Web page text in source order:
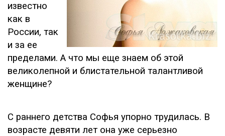
известно
как в
России, так
и за ее
пределами. А что мы еще знаем об этой
великолепной и блистательной талантливой
женщине?
С раннего детства Софья упорно трудилась. В
возрасте девяти лет она уже серьезно